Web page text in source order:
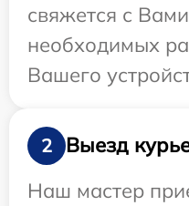
свяжется с
необходимых
Вашего
2
Выезд
Наш мастер